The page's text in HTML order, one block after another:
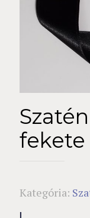
fekete
Kategória: